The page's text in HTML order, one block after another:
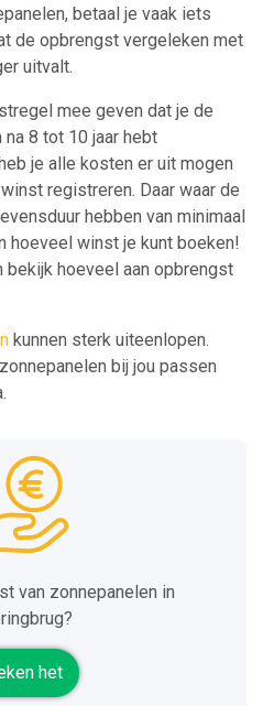
betaal je vaak iets
de opbrengst vergeleken met
uitvalt.
mee geven dat je de
8 tot 10 jaar hebt
je alle kosten er uit mogen
registreren. Daar waar de
hebben van minimaal
hoeveel winst je kunt boeken!
bekijk hoeveel aan opbrengst
kunnen sterk uiteenlopen.
bij jou passen
van zonnepanelen in
het